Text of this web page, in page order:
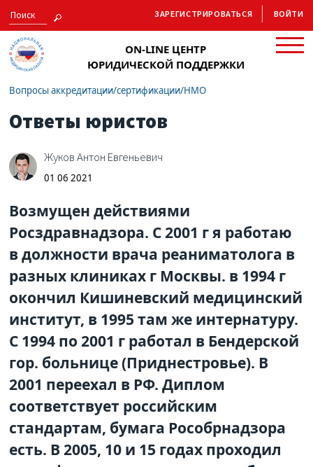
ON-LINE ЦЕНТР
ЮРИДИЧЕСКОЙ ПОДДЕРЖКИ
ЗАРЕГИСТРИРОВАТЬСЯ ВОЙТИ
Вопросы аккредитации/сертификации/НМО
Ответы юристов
Жуков Антон Евгеньевич
01 06 2021
Возмущен действиями
Росздравнадзора. С 2001 г я работаю
в должности врача реаниматолога в
разных клиниках г Москвы. в 1994 г
окончил Кишиневский медицинский
институт, в 1995 там же интернатуру.
С 1994 по 2001 г работал в Бендерской
гор. больнице (Приднестровье). В
2001 переехал в РФ. Диплом
соответствует российским
стандартам, бумага Рособрнадзора
есть. В 2005, 10 и 15 годах проходил